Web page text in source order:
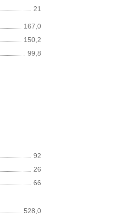
21
167,0
150,2
99,8
92
26
66
528,0